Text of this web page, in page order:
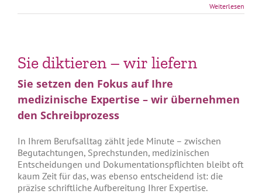
Weiterlesen
Sie diktieren – wir liefern
Sie setzen den Fokus auf Ihre
medizinische Expertise – wir übernehmen
den Schreibprozess
In Ihrem Berufsalltag zählt jede Minute – zwischen
Begutachtungen, Sprechstunden, medizinischen
Entscheidungen und Dokumentationspflichten bleibt oft
kaum Zeit für das, was ebenso entscheidend ist: die
präzise schriftliche Aufbereitung Ihrer Expertise.